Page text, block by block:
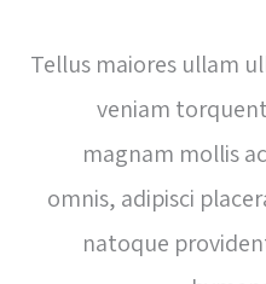
Tellus maiores ullam
veniam
magnam mollis
omnis, adipisci
natoque